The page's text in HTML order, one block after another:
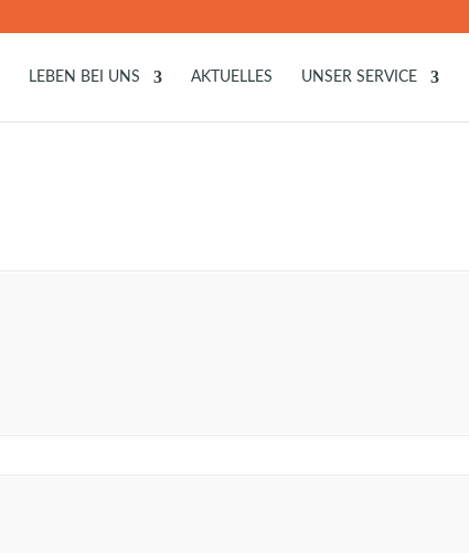
LEBEN BEI UNS AKTUELLES UNSER SERVICE